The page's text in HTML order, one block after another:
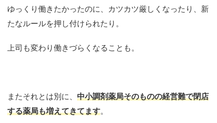
ゆっくり働きたかったのに、カツカツ厳しくなったり、新
たなルールを押し付けられたり。
上司も変わり働きづらくなることも。
またそれとは別に、 中小調剤薬局そのものの経営難で閉店
する薬局も増えてきてます。